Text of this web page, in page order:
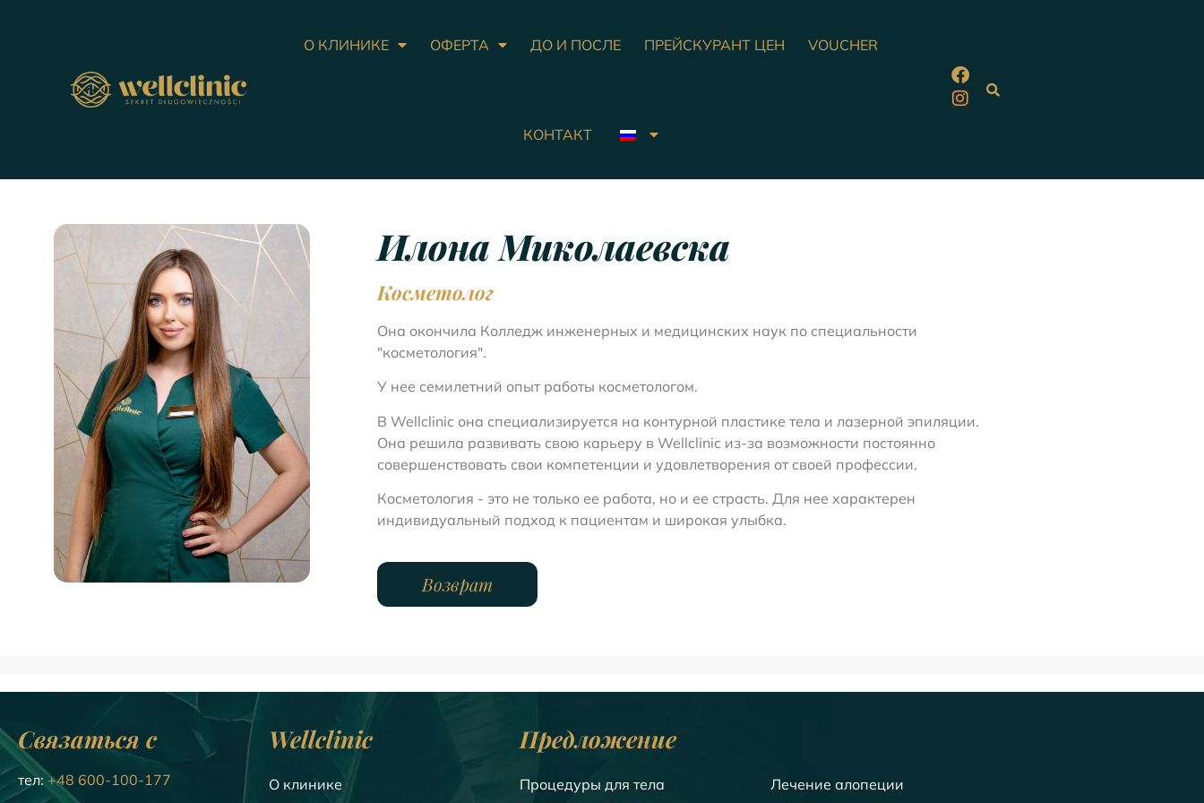
О КЛИНИКЕ ОФЕРТА ДО И ПОСЛЕ ПРЕЙСКУРАНТ ЦЕН VOUCHER
КОНТАКТ
Илона Миколаевска
Косметолог
Она окончила Колледж инженерных и медицинских наук по специальности
"косметология".
У нее семилетний опыт работы косметологом.
В Wellclinic она специализируется на контурной пластике тела и лазерной эпиляции.
Она решила развивать свою карьеру в Wellclinic из-за возможности постоянно
совершенствовать свои компетенции и удовлетворения от своей профессии.
Косметология - это не только ее работа, но и ее страсть. Для нее характерен
индивидуальный подход к пациентам и широкая улыбка.
Возврат
Связаться с
тел:+48 600-100-177
Wellclinic
О клинике
Предложение
Процедуры для тела Лечение алопеции